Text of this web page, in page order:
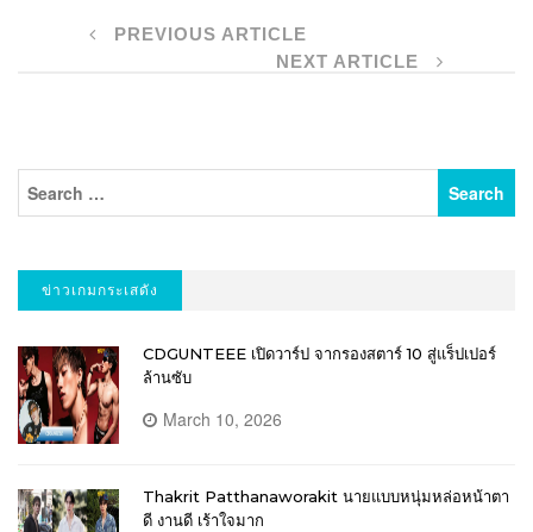
PREVIOUS ARTICLE
NEXT ARTICLE
ข่าวเกมกระเสดัง
CDGUNTEEE เปิดวาร์ป จากรองสตาร์ 10 สู่แร็ปเปอร์
ล้านซับ
March 10, 2026
Thakrit Patthanaworakit นายแบบหนุ่มหล่อหน้าตา
ดี งานดี เร้าใจมาก